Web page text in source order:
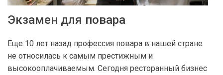
Экзамен для повара
Еще 10 лет назад профессия повара в нашей стране
не относилась к самым престижным и
высокооплачиваемым. Сегодня ресторанный бизнес